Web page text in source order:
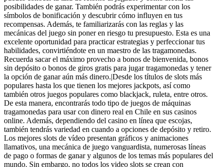
posibilidades de ganar. También podrás experimentar con los
símbolos de bonificación y descubrir cómo influyen en tus
recompensas. Además, te familiarizarás con las reglas y las
mecánicas del juego sin poner en riesgo tu presupuesto. Esta es una
excelente oportunidad para practicar estrategias y perfeccionar tus
habilidades, convirtiéndote en un maestro de las tragamonedas.
Recuerda sacar el máximo provecho a bonos de bienvenida, bonos
sin depósito o bonos de giros gratis para jugar tragamonedas y tener
la opción de ganar aún más dinero.|Desde los títulos de slots más
populares hasta los que tienen los mejores jackpots, así como
también otros juegos populares como blackjack, ruleta, entre otros.
De esta manera, encontrarás todo tipo de juegos de máquinas
tragamonedas para usar con dinero real en Chile en sus casinos
online. Además, dependiendo del casino en línea que escojas,
también tendrás variedad en cuando a opciones de depósito y retiro.
Los mejores slots de vídeo presentan gráficos y animaciones
llamativos, una mecánica de juego vanguardista, numerosas líneas
de pago o formas de ganar y algunos de los temas más populares del
mundo. Sin embargo, no todos los video slots se crean con